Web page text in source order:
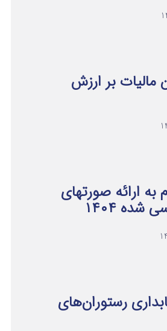
مالیات بر ارزش
ارائه صورتهای
۱۴۰۴
رستوران‌های